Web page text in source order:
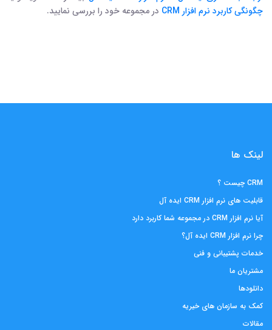
چگونگی کاربرد نرم افزار CRM
در مجموعه خود را بررسی نمایید.
لینک ها
CRM چیست ؟
قابلیت های نرم افزار CRM ایده آل
آیا نرم افزار CRM در مجموعه شما کاربرد دارد
چرا نرم افزار CRM ایده آل؟
خدمات پشتیبانی و فنی
مشتریان ما
دانلودها
کمک به سازمان های خیریه
مقالات